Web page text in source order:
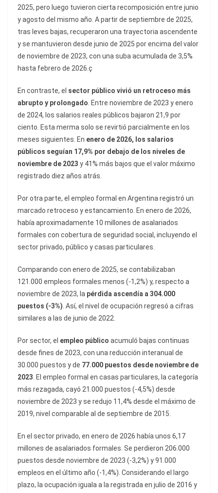
2025, pero luego tuvieron cierta recomposición entre junio
y agosto del mismo año. A partir de septiembre de 2025,
tras leves bajas, recuperaron una trayectoria ascendente
y se mantuvieron desde junio de 2025 por encima del valor
de noviembre de 2023, con una suba acumulada de 3,5%
hasta febrero de 2026.ç
En contraste, el sector público vivió un retroceso más
abrupto y prolongado. Entre noviembre de 2023 y enero
de 2024, los salarios reales públicos bajaron 21,9 por
ciento. Esta merma solo se revirtió parcialmente en los
meses siguientes. En enero de 2026, los salarios
públicos seguían 17,9% por debajo de los niveles de
noviembre de 2023 y 41% más bajos que el valor máximo
registrado diez años atrás.
Por otra parte, el empleo formal en Argentina registró un
marcado retroceso y estancamiento. En enero de 2026,
había aproximadamente 10 millones de asalariados
formales con cobertura de seguridad social, incluyendo el
sector privado, público y casas particulares.
Comparando con enero de 2025, se contabilizaban
121.000 empleos formales menos (-1,2%) y, respecto a
noviembre de 2023, la pérdida ascendía a 304.000
puestos (-3%). Así, el nivel de ocupación regresó a cifras
similares a las de junio de 2022.
Por sector, el empleo público acumuló bajas continuas
desde fines de 2023, con una reducción interanual de
30.000 puestos y de 77.000 puestos desde noviembre de
2023. El empleo formal en casas particulares, la categoría
más rezagada, cayó 21.000 puestos (-4,5%) desde
noviembre de 2023 y se redujo 11,4% desde el máximo de
2019, nivel comparable al de septiembre de 2015.
En el sector privado, en enero de 2026 había unos 6,17
millones de asalariados formales. Se perdieron 206.000
puestos desde noviembre de 2023 (-3,2%) y 91.000
empleos en el último año (-1,4%). Considerando el largo
plazo, la ocupación iguala a la registrada en julio de 2016 y